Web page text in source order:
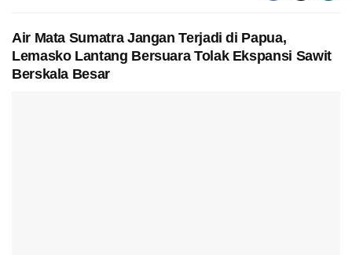
Air Mata Sumatra Jangan Terjadi di Papua,
Lemasko Lantang Bersuara Tolak Ekspansi Sawit
Berskala Besar